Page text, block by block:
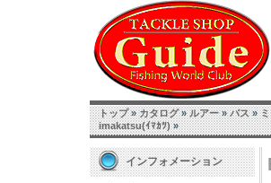
トップ»カタログ»ルアー»バス»
imakatsu(ｲﾏｶﾂ)»
インフォメーション